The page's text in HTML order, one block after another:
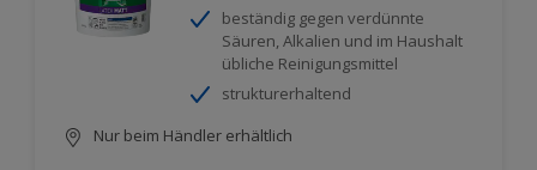
beständig gegen verdünnte
Säuren, Alkalien und im Haushalt
übliche Reinigungsmittel
strukturerhaltend
Nur beim Händler erhältlich